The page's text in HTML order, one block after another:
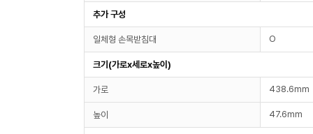
추가 구성
일체형 손목받침대 O
크기(가로x세로x높이)
가로 438.6mm
높이 47.6mm